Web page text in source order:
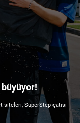
siteleri, SuperStep çatısı